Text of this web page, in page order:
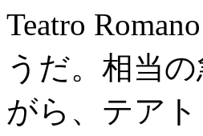
Teatro
うだ。相当
がら、テア